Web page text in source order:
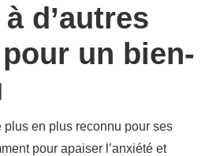
à d’autres
un bien-
plus en plus reconnu pour ses
pour apaiser l’anxiété et